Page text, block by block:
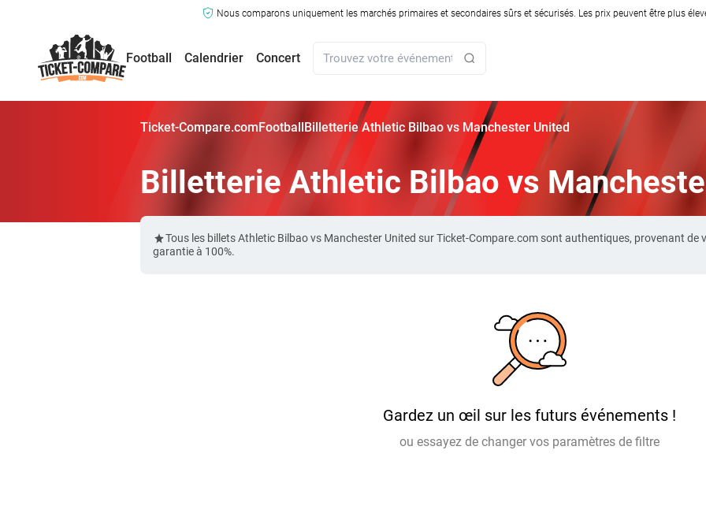
Nous comparons uniquement les marchés primaires et secondaires sûrs et sécurisés. Les prix peuvent être plus
Football Calendrier Concert
Ticket-Compare.comFootballBilletterie Athletic Bilbao vs Manchester United
Billetterie Athletic Bilbao vs
Tous les billets Athletic Bilbao vs Manchester United sur Ticket-Compare.com sont authentiques, provenant
garantie à 100%.
Gardez un œil sur les futurs événements !
ou essayez de changer vos paramètres de filtre